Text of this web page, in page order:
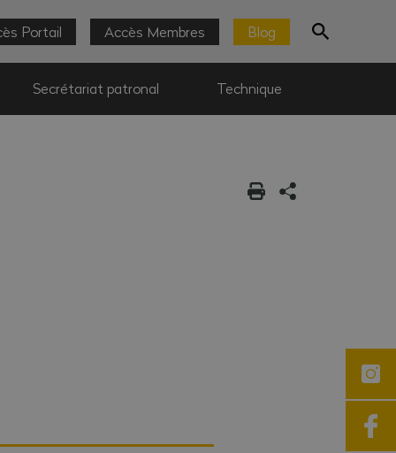
Portail Accès Membres Blog
Secrétariat patronal Technique